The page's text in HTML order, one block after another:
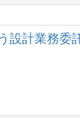
計業務委